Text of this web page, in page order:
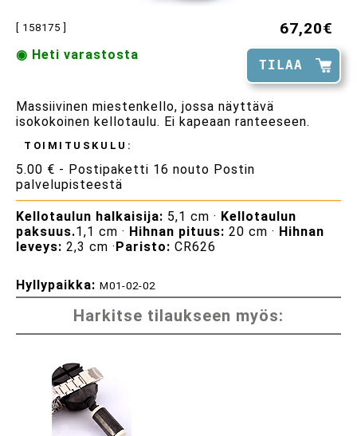
[ 158175 ] 67,20€
TILAA
◉ Heti varastosta
Massiivinen miestenkello, jossa näyttävä
isokokoinen kellotaulu. Ei kapeaan ranteeseen.
TOIMITUSKULU:
5.00 € - Postipaketti 16 nouto Postin
palvelupisteestä
Kellotaulun halkaisija: 5,1 cm · Kellotaulun
paksuus.1,1 cm · Hihnan pituus: 20 cm · Hihnan
leveys: 2,3 cm ·Paristo: CR626
Hyllypaikka: M01-02-02
Harkitse tilaukseen myös: